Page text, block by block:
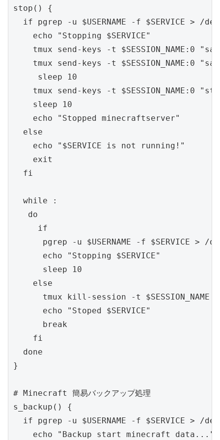
stop() {
if pgrep -u $USERNAME -f $SERVICE > /
    echo "Stopping $SERVICE"
tmux send-keys -t $SESSION_NAME:0
tmux send-keys -t $SESSION_NAME:0
     sleep 10
tmux send-keys -t $SESSION_NAME:0
    sleep 10
    echo "Stopped minecraftserver"
  else
    echo "$SERVICE is not running!"
    exit
  fi
  while :
   do
     if
pgrep -u $USERNAME -f $SERVICE > /
      echo "Stopping $SERVICE"
      sleep 10
    else
      tmux kill-session -t $SESSION_NAME
      echo "Stoped $SERVICE"
      break
    fi
  done
}
# Minecraft 簡易バックアップ処理
s_backup() {
if pgrep -u $USERNAME -f $SERVICE > /
    echo "Backup start minecraft data..."